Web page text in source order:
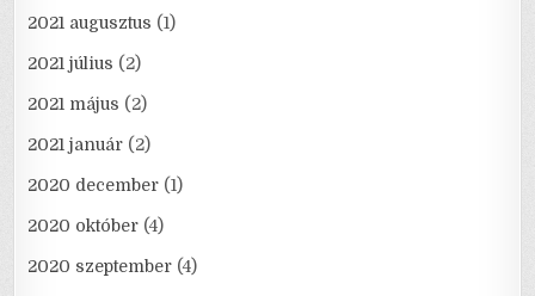
2021 augusztus (1)
2021 július (2)
2021 május (2)
2021 január (2)
2020 december (1)
2020 október (4)
2020 szeptember (4)